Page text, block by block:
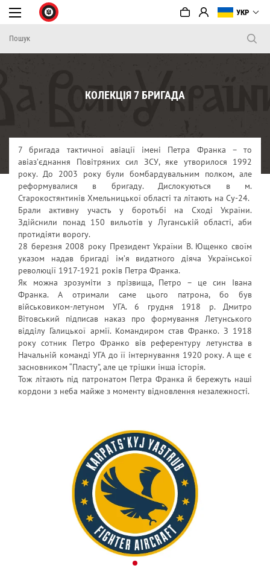
УКР
КОЛЕКЦІЯ 7 БРИГАДА
7 бригада тактичної авіації імені Петра Франка – то
авіаз’єднання Повітряних сил ЗСУ, яке утворилося 1992
року. До 2003 року були бомбардувальним полком, але
реформувалися в бригаду. Дислокуються в м.
Старокостянтинів Хмельницької області та літають на Су-24.
Брали активну участь у боротьбі на Сході України.
Здійснили понад 150 вильотів у Луганській області, аби
протидіяти ворогу.
28 березня 2008 року Президент України В. Ющенко своїм
указом надав бригаді ім’я видатного діяча Української
революції 1917-1921 років Петра Франка.
Як можна зрозуміти з прізвища, Петро – це син Івана
Франка. А отримали саме цього патрона, бо був
військовиком-летуном УГА. 6 грудня 1918 p. Дмитро
Вітовський підписав наказ про формування Летунського
відділу Галицької армії. Командиром став Франко. З 1918
року сотник Петро Франко вів референтуру летунства в
Начальній команді УГА до її інтернування 1920 року. А ще є
засновником “Пласту”, але це трішки інша історія.
Тож літають під патронатом Петра Франка й бережуть наші
кордони з неба майже з моменту відновлення незалежності.